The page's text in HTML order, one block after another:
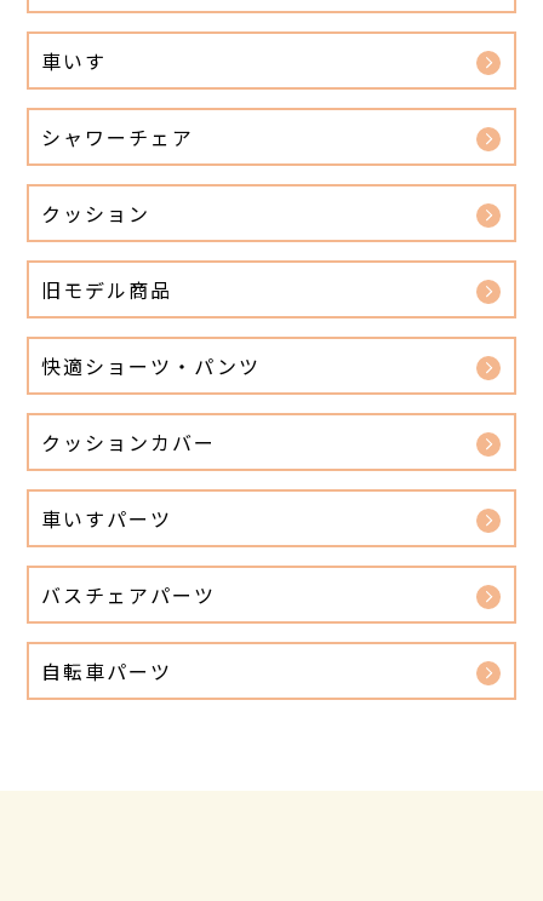
車いす
シャワーチェア
クッション
旧モデル商品
快適ショーツ・パンツ
クッションカバー
車いすパーツ
バスチェアパーツ
自転車パーツ